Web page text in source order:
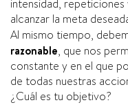
intensidad,
alcanzar la meta
Al mismo tiempo,
razonable, que nos
constante y en el que
de todas nuestras
¿Cuál es tu objetivo?